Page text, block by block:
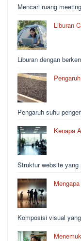
Mencari ruang
Liburan
Liburan dengan
Pengaruh suhu
Kenapa
Struktur website
Komposisi visual